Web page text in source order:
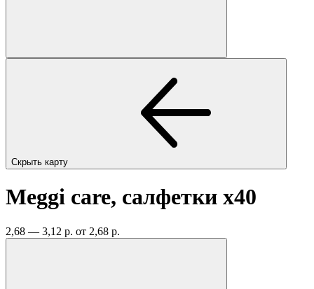
Скрыть карту
Meggi care, салфетки x40
2,68 — 3,12 р. от 2,68 р.